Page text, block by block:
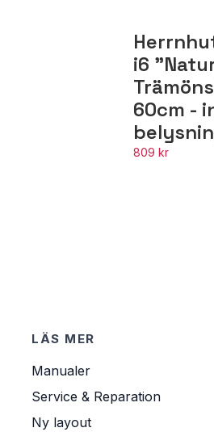
i6
60cm -
809 kr
LÄS MER
Manualer
Service & Reparation
Ny layout